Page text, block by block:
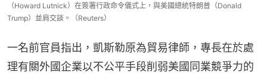
（Howard Lutnick）在簽署行政命令儀式上，與美國總統特朗普（Donald
Trump）並肩交談。（Reuters）
一名前官員指出，凱斯勒原為貿易律師，專長在於處
理有關外國企業以不公平手段削弱美國同業競爭力的